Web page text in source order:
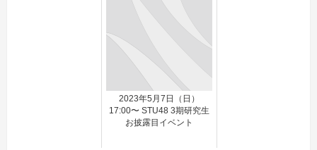
2023年5月7日（日）
17:00〜 STU48 3期研究生
お披露目イベント